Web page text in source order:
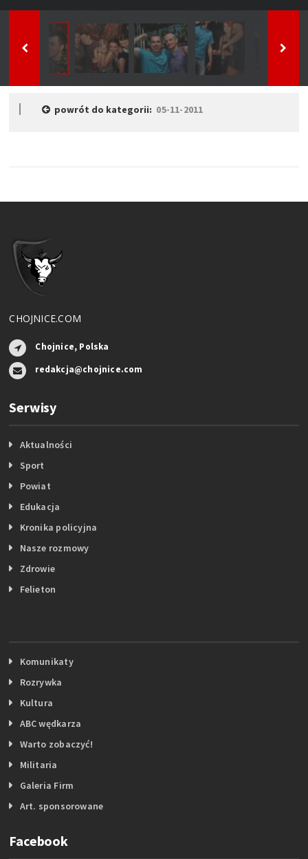
powrót do kategorii: 05-11-2011
CHOJNICE.COM
Chojnice, Polska
redakcja@chojnice.com
Serwisy
Aktualności
Sport
Powiat
Edukacja
Kronika policyjna
Nasze rozmowy
Zdrowie
Felieton
Komunikaty
Rozrywka
Kultura
ABC wędkarza
Warto zobaczyć!
Militaria
Galeria Firm
Art. sponsorowane
Facebook